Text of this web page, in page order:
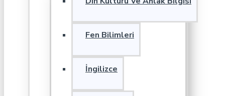
Fen Bilimleri
İngilizce